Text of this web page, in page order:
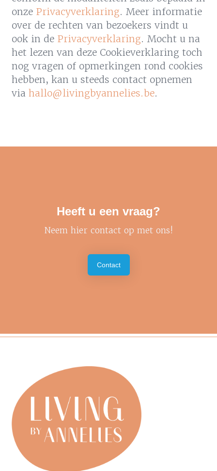
onze Privacyverklaring. Meer informatie
over de rechten van bezoekers vindt u
ook in de Privacyverklaring. Mocht u na
het lezen van deze Cookieverklaring toch
nog vragen of opmerkingen rond cookies
hebben, kan u steeds contact opnemen
via hallo@livingbyannelies.be.
Heeft u een vraag?
Neem hier contact op met ons!
Contact